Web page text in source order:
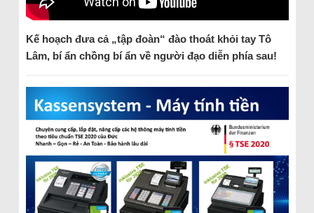
Kế hoạch đưa cả „tập đoàn“ đào thoát khỏi tay Tô
Lâm, bí ẩn chồng bí ẩnvềngười đạo diễn phía sau!